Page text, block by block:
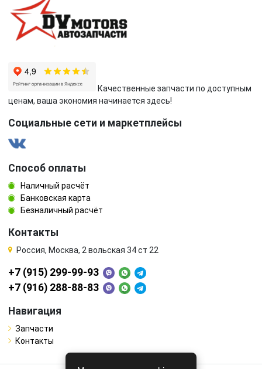
Качественные запчасти по доступным
ценам, ваша экономия начинается здесь!
Социальные сети и маркетплейсы
Способ оплаты
Наличный расчёт
Банковская карта
Безналичный расчёт
Контакты
Россия, Москва, 2 вольская 34 ст 22
+7 (915) 299-99-93
+7 (916) 288-88-83
Навигация
Запчасти
Контакты